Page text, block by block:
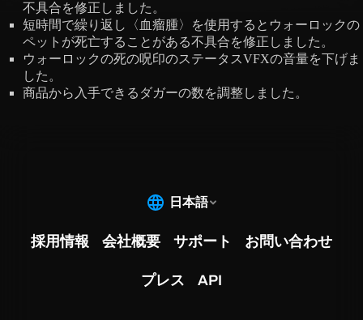
不具合を修正しました。
短時間で繰り返し〈血瘤腫〉を使用するとウォーロックの
ペットが死亡することがある不具合を修正しました。
ウォーロックの死の呪印のステータスVFXの音量を下げま
した。
商品から入手できるダガーの数を調整しました。